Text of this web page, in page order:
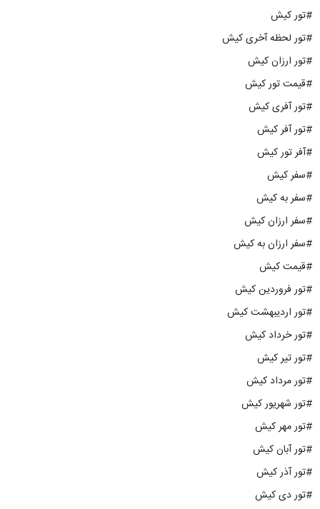
#تور کیش
#تور لحظه آخری کیش
#تور ارزان کیش
#قیمت تور کیش
#تور آفری کیش
#تور آفر کیش
#آفر تور کیش
#سفر کیش
#سفر به کیش
#سفر ارزان کیش
#سفر ارزان به کیش
#قیمت کیش
#تور فروردین کیش
#تور اردیبهشت کیش
#تور خرداد کیش
#تور تیر کیش
#تور مرداد کیش
#تور شهریور کیش
#تور مهر کیش
#تور آبان کیش
#تور آذر کیش
#تور دی کیش